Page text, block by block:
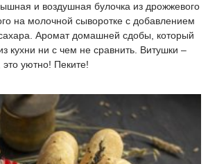
и воздушная булочка из дрожжевого
на молочной сыворотке с добавлением
Аромат домашней сдобы, который
кухни ни с чем не сравнить. Витушки –
это уютно! Пеките!